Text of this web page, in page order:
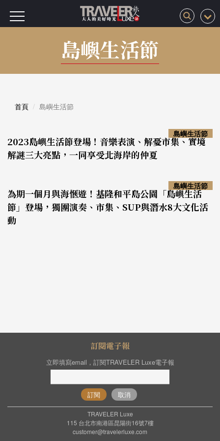
島嶼生活節
首頁 島嶼生活節
2023島嶼生活節登場！音樂表演、解憂市集、實境
解謎三大亮點，一同享受北海岸的仲夏
島嶼生活節
為期一個月與海愜遊！基隆和平島公園「島嶼生活
節」登場，獨團演奏、市集、SUP與潛水8大文化活
動
島嶼生活節
訂閱電子報
立即填寫email，訂閱TRAVELER Luxe電子報
訂閱 取消
TRAVELER Luxe
115 台北市南港區昆陽街16號7樓
customer@travelerluxe.com